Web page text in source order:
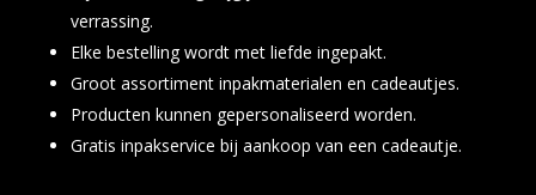
verrassing.
Elke bestelling wordt met liefde ingepakt.
Groot assortiment inpakmaterialen en cadeautjes.
Producten kunnen gepersonaliseerd worden.
Gratis inpakservice bij aankoop van een cadeautje.